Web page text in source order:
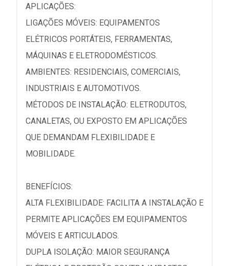
APLICAÇÕES:
LIGAÇÕES MÓVEIS: EQUIPAMENTOS
ELÉTRICOS PORTÁTEIS, FERRAMENTAS,
MÁQUINAS E ELETRODOMÉSTICOS.
AMBIENTES: RESIDENCIAIS, COMERCIAIS,
INDUSTRIAIS E AUTOMOTIVOS.
MÉTODOS DE INSTALAÇÃO: ELETRODUTOS,
CANALETAS, OU EXPOSTO EM APLICAÇÕES
QUE DEMANDAM FLEXIBILIDADE E
MOBILIDADE.
BENEFÍCIOS:
ALTA FLEXIBILIDADE: FACILITA A INSTALAÇÃO E
PERMITE APLICAÇÕES EM EQUIPAMENTOS
MÓVEIS E ARTICULADOS.
DUPLA ISOLAÇÃO: MAIOR SEGURANÇA